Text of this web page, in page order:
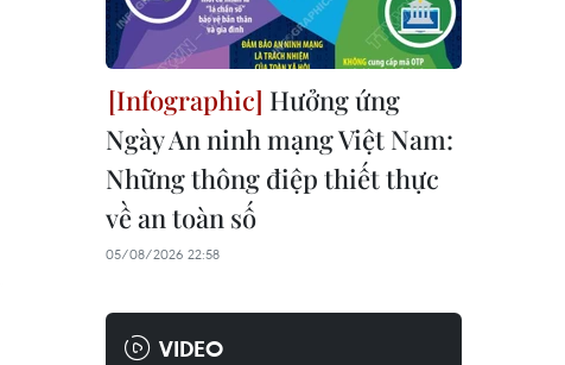
Hưởng ứng
Ngày An ninh mạng Việt Nam:
Những thông điệp thiết thực
về an toàn số
05/08/2026 22:58
VIDEO